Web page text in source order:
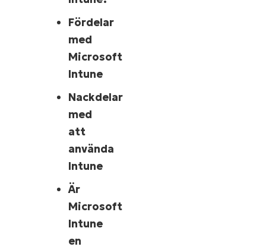
Fördelar
med
Microsoft
Intune
Nackdelar
med
att
använda
Intune
Är
Microsoft
Intune
en